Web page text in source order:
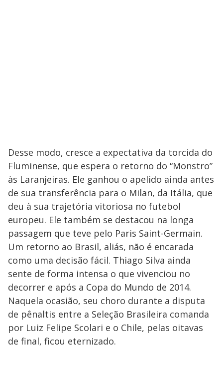
Desse modo, cresce a expectativa da torcida do
Fluminense, que espera o retorno do “Monstro”
às Laranjeiras. Ele ganhou o apelido ainda antes
de sua transferência para o Milan, da Itália, que
deu à sua trajetória vitoriosa no futebol
europeu. Ele também se destacou na longa
passagem que teve pelo Paris Saint-Germain.
Um retorno ao Brasil, aliás, não é encarada
como uma decisão fácil. Thiago Silva ainda
sente de forma intensa o que vivenciou no
decorrer e após a Copa do Mundo de 2014.
Naquela ocasião, seu choro durante a disputa
de pênaltis entre a Seleção Brasileira comanda
por Luiz Felipe Scolari e o Chile, pelas oitavas
de final, ficou eternizado.